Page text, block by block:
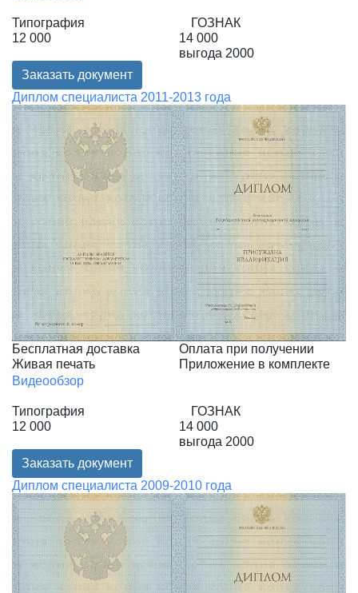
Типография
ГОЗНАК
12 000
14 000
выгода 2000
Заказать документ
Диплом специалиста 2011-2013 года
Бесплатная доставка
Живая печать
Оплата при получении
Приложение в комплекте
Видеообзор
Типография
ГОЗНАК
12 000
14 000
выгода 2000
Заказать документ
Диплом специалиста 2009-2010 года